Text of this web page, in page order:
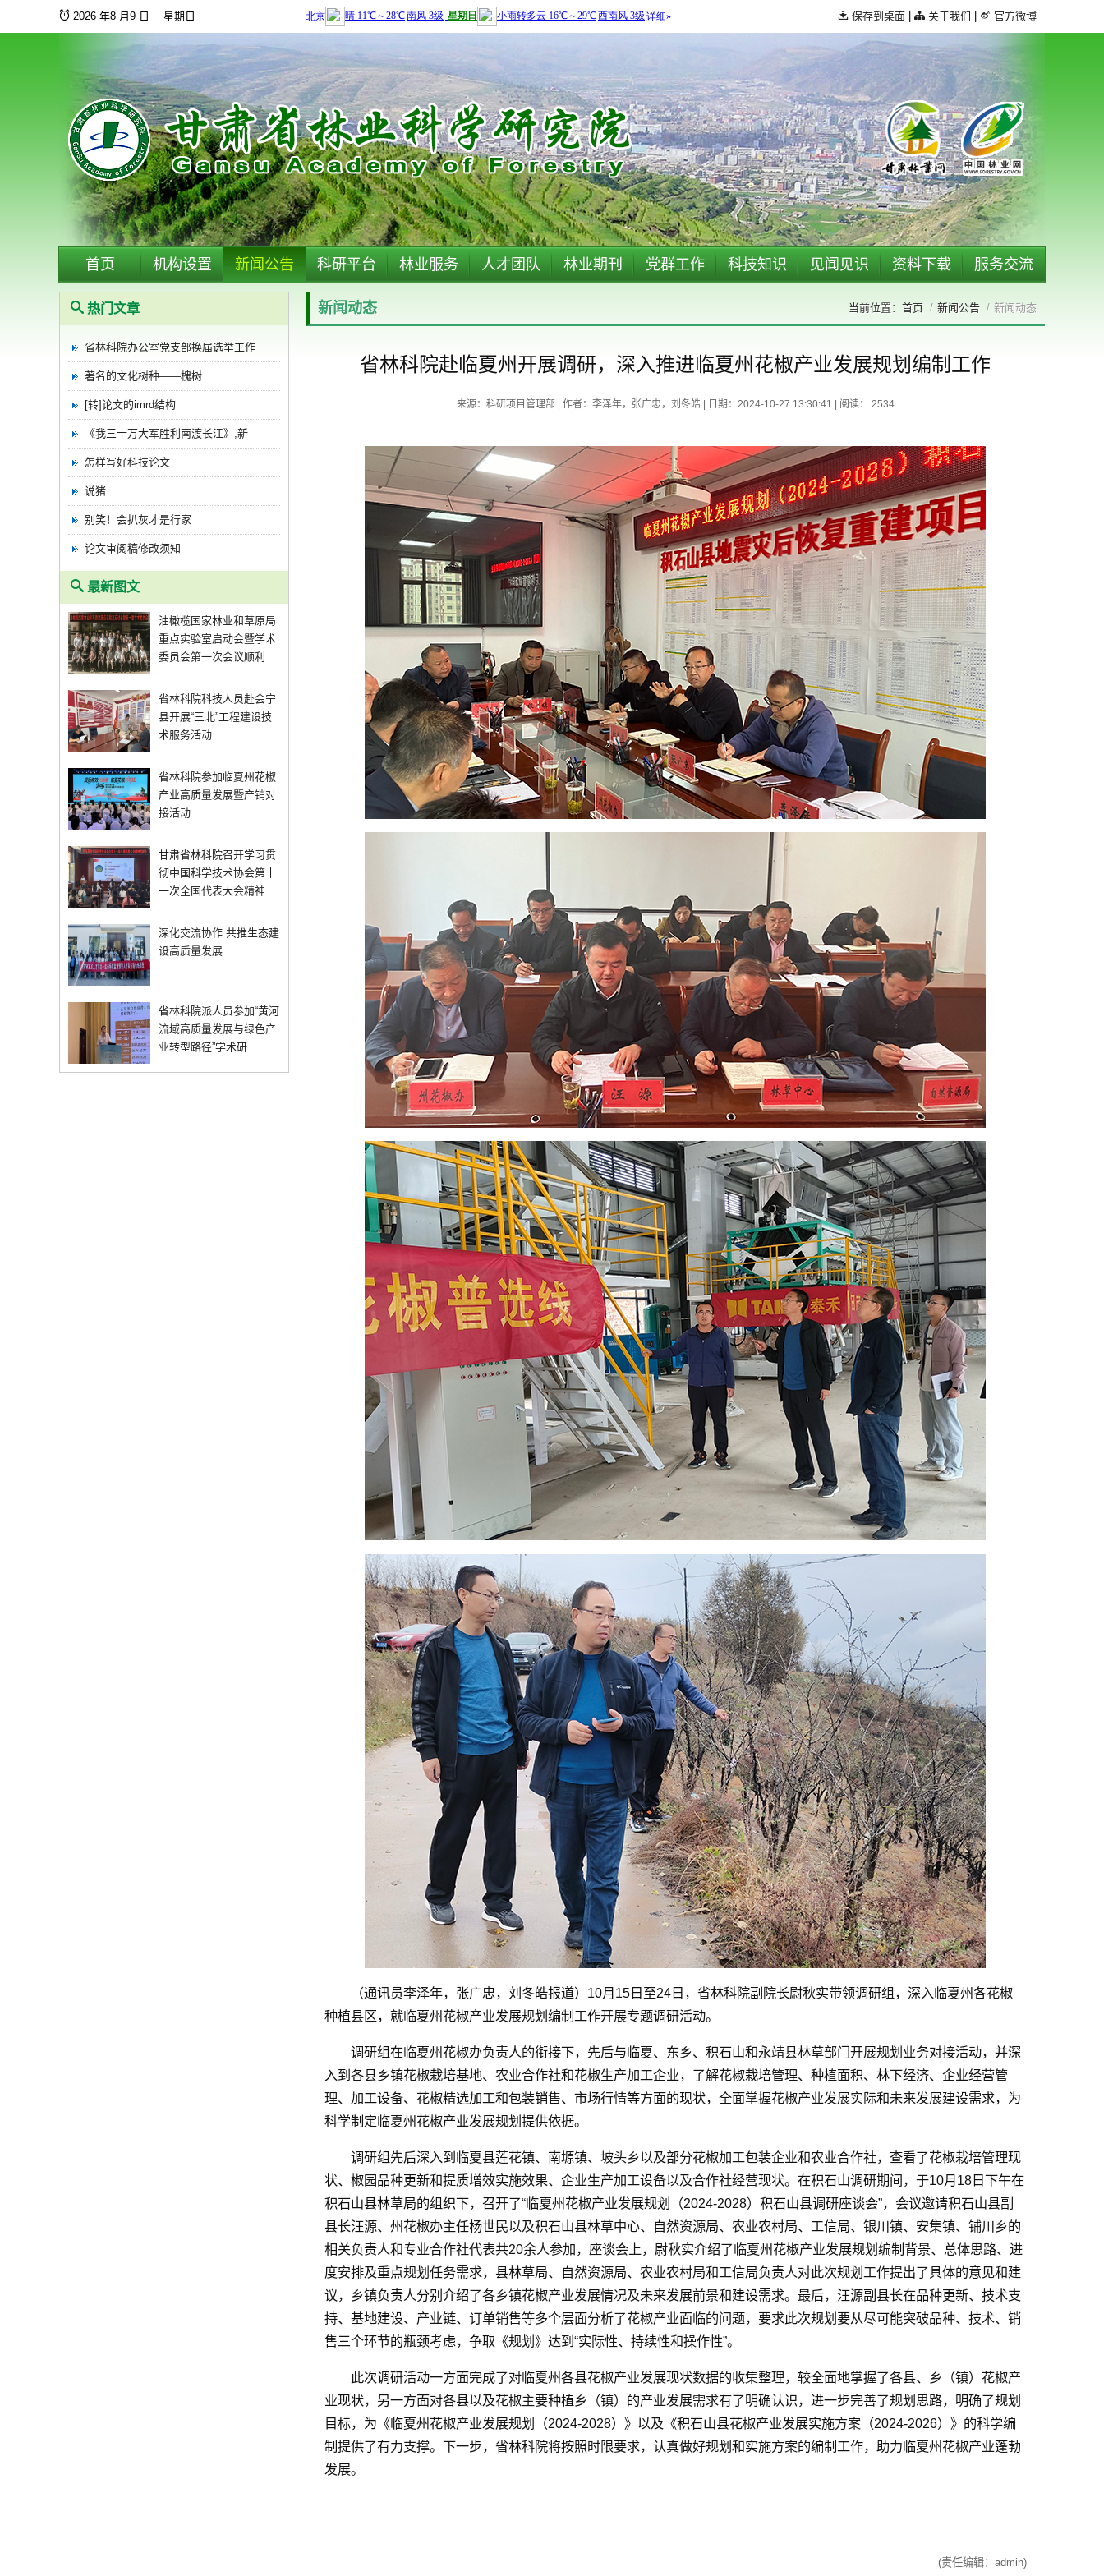
2026 年8 月9 日 星期日 保存到桌面 关于我们 官方微博
首页 机构设置 新闻公告 科研平台 林业服务 人才团队 林业期刊 党群工作 科技知识 见闻见识 资料下载 服务交流
新闻动态 首页 新闻公告 新闻动态
省林科院赴临夏州开展调研，深入推进临夏州花椒产业发展规划编制工作
来源：科研项目管理部 | 作者：李泽年，张广忠，刘冬皓 | 日期：2024-10-27 13:30:41 | 阅读： 2534
（通讯员李泽年，张广忠，刘冬皓报道） 10月15日至24日，省林科院副院长尉秋实带领调研组，深入临夏州各花椒
种植县区，就临夏州花椒产业发展规划编制工作开展专题调研活动。
调研组在临夏州花椒办负责人的衔接下，先后与临夏、东乡、积石山和永靖县林草部门开展规划业务对接活动，并深
入到各县乡镇花椒栽培基地、农业合作社和花椒生产加工企业，了解花椒栽培管理、种植面积、林下经济、企业经营管
理、加工设备、花椒精选加工和包装销售、市场行情等方面的现状，全面掌握花椒产业发展实际和未来发展建设需求，为
科学制定临夏州花椒产业发展规划提供依据。
调研组先后深入到临夏县莲花镇、南塬镇、坡头乡以及部分花椒加工包装企业和农业合作社，查看了花椒栽培管理现
状、椒园品种更新和提质增效实施效果、企业生产加工设备以及合作社经营现状。在积石山调研期间，于10月18日下午在
积石山县林草局的组织下，召开了“临夏州花椒产业发展规划（2024-2028）积石山县调研座谈会”，会议邀请积石山县副
县长汪源、州花椒办主任杨世民以及积石山县林草中心、自然资源局、农业农村局、工信局、银川镇、安集镇、铺川乡的
相关负责人和专业合作社代表共20余人参加，座谈会上，尉秋实介绍了临夏州花椒产业发展规划编制背景、总体思路、进
度安排及重点规划任务需求，县林草局、自然资源局、农业农村局和工信局负责人对此次规划工作提出了具体的意见和建
议，乡镇负责人分别介绍了各乡镇花椒产业发展情况及未来发展前景和建设需求。最后，汪源副县长在品种更新、技术支
持、基地建设、产业链、订单销售等多个层面分析了花椒产业面临的问题，要求此次规划要从尽可能突破品种、技术、销
售三个环节的瓶颈考虑，争取《规划》达到“实际性、持续性和操作性”。
此次调研活动一方面完成了对临夏州各县花椒产业发展现状数据的收集整理，较全面地掌握了各县、乡（镇）花椒产
业现状，另一方面对各县以及花椒主要种植乡（镇）的产业发展需求有了明确认识，进一步完善了规划思路，明确了规划
目标，为《临夏州花椒产业发展规划（2024-2028）》以及《积石山县花椒产业发展实施方案（2024-2026）》的科学编
制提供了有力支撑。下一步，省林科院将按照时限要求，认真做好规划和实施方案的编制工作，助力临夏州花椒产业蓬勃
发展。
(责任编辑：admin)
热门文章
省林科院办公室党支部换届选举工作
著名的文化树种——槐树
[转]论文的imrd结构
《我三十万大军胜利南渡长江》,新
怎样写好科技论文
说猪
别笑！会扒灰才是行家
论文审阅稿修改须知
最新图文
油橄榄国家林业和草原局
重点实验室启动会暨学术
委员会第一次会议顺利
省林科院科技人员赴会宁
县开展“三北”工程建设技
术服务活动
省林科院参加临夏州花椒
产业高质量发展暨产销对
接活动
甘肃省林科院召开学习贯
彻中国科学技术协会第十
一次全国代表大会精神
深化交流协作 共推生态建
设高质量发展
省林科院派人员参加“黄河
流域高质量发展与绿色产
业转型路径”学术研